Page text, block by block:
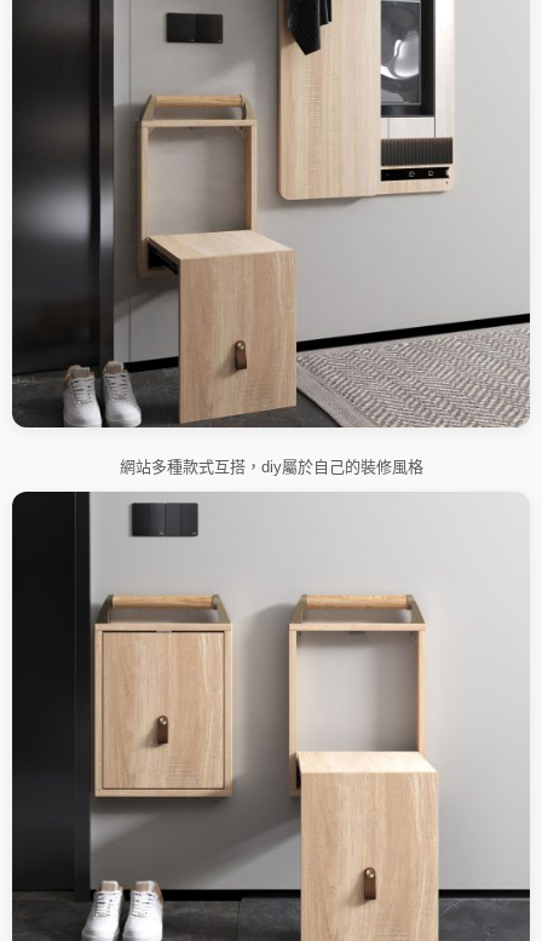
網站多種款式互搭，diy屬於自己的裝修風格